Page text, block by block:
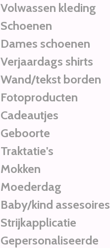
Volwassen kleding
Schoenen
Dames schoenen
Verjaardags shirts
Wand/tekst borden
Fotoproducten
Cadeautjes
Geboorte
Traktatie's
Mokken
Moederdag
Baby/kind assesoires
Strijkapplicatie
Gepersonaliseerde